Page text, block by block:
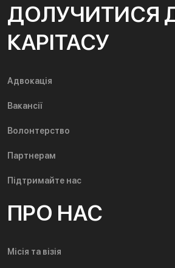
ДОЛУЧИТИСЯ
КАРІТАСУ
Адвокація
Вакансії
Волонтерство
Партнерам
Підтримайте нас
ПРО НАС
Місія та візія